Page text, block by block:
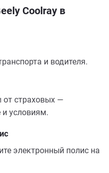
Coolray в
и водителя.
страховых —
и условиям.
электронный полис на